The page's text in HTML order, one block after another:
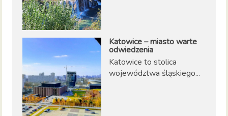
Katowice – miasto warte
odwiedzenia
Katowice to stolica
województwa śląskiego...